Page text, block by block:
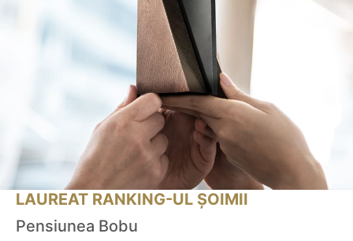
LAUREAT RANKING-UL ȘOIMII
Pensiunea Bobu